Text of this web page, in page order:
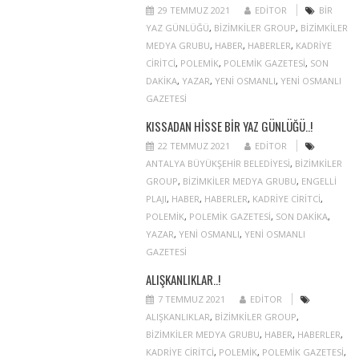
29 TEMMUZ 2021 EDITOR
BIR
YAZ GÜNLÜĞÜ, BIZIMKILER GROUP, BIZIMKILER
MEDYA GRUBU, HABER, HABERLER, KADRIYE
CIRITCI, POLEMIK, POLEMIK GAZETESI, SON
DAKIKA, YAZAR, YENI OSMANLI, YENI OSMANLI
GAZETESI
KISSADAN HISSE BIR YAZ GÜNLÜĞÜ..!
22 TEMMUZ 2021
EDITOR
ANTALYA BÜYÜKŞEHIR BELEDIYESI, BIZIMKILER
GROUP, BIZIMKILER MEDYA GRUBU, ENGELLI
PLAJI, HABER, HABERLER, KADRIYE CIRITCI,
POLEMIK, POLEMIK GAZETESI, SON DAKIKA,
YAZAR, YENI OSMANLI, YENI OSMANLI
GAZETESI
ALIŞKANLIKLAR..!
7 TEMMUZ 2021
EDITOR
ALIŞKANLIKLAR, BIZIMKILER GROUP,
BIZIMKILER MEDYA GRUBU, HABER, HABERLER,
KADRIYE CIRITCI, POLEMIK, POLEMIK GAZETESI,